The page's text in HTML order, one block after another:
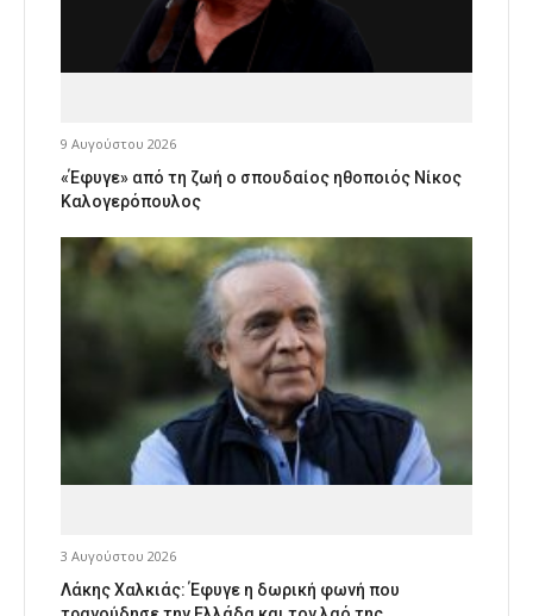
9 Αυγούστου 2026
«Έφυγε» από τη ζωή ο σπουδαίος ηθοποιός Νίκος
Καλογερόπουλος
3 Αυγούστου 2026
Λάκης Χαλκιάς: Έφυγε η δωρική φωνή που